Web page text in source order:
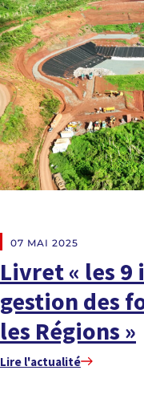
07 MAI 2025
Livret « les 9
gestion des
les Régions »
Lire l'actualité